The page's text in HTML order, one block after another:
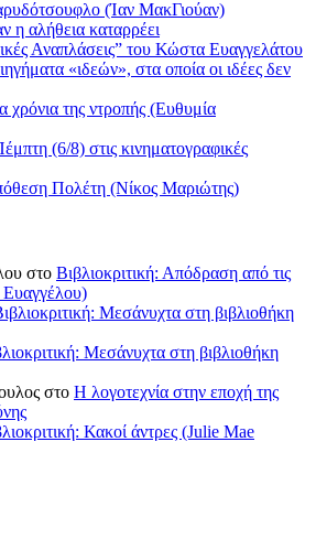
(Ίαν ΜακΓιούαν)
αλήθεια καταρρέει
Αναπλάσεις” του Κώστα Ευαγγελάτου
«ιδεών», στα οποία οι ιδέες δεν
χρόνια της ντροπής (Ευθυμία
(6/8) στις κινηματογραφικές
Πολέτη (Νίκος Μαριώτης)
στο Βιβλιοκριτική: Απόδραση από τις
Μεσάνυχτα στη βιβλιοθήκη
Μεσάνυχτα στη βιβλιοθήκη
στο Η λογοτεχνία στην εποχή της
Κακοί άντρες (Julie Mae